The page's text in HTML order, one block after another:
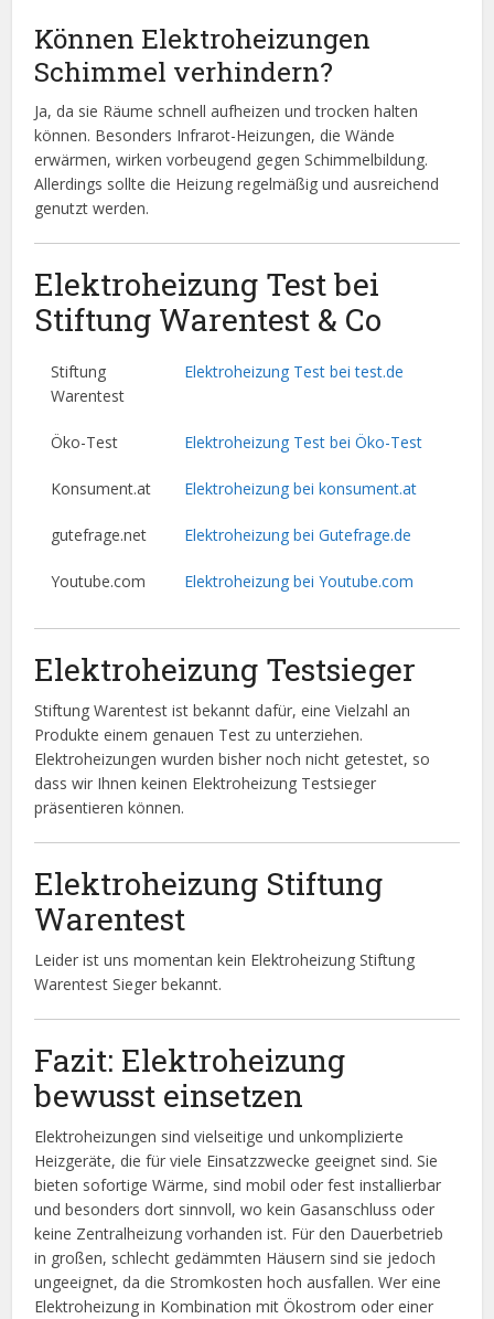
Können Elektroheizungen
Schimmel verhindern?
Ja, da sie Räume schnell aufheizen und trocken halten
können. Besonders Infrarot-Heizungen, die Wände
erwärmen, wirken vorbeugend gegen Schimmelbildung.
Allerdings sollte die Heizung regelmäßig und ausreichend
genutzt werden.
Elektroheizung Test bei
Stiftung Warentest & Co
Stiftung
Warentest
Elektroheizung Test bei test.de
Öko-Test Elektroheizung Test bei Öko-Test
Konsument.at Elektroheizung bei konsument.at
gutefrage.net Elektroheizung bei Gutefrage.de
Youtube.com Elektroheizung bei Youtube.com
Elektroheizung Testsieger
Stiftung Warentest ist bekannt dafür, eine Vielzahl an
Produkte einem genauen Test zu unterziehen.
Elektroheizungen wurden bisher noch nicht getestet, so
dass wir Ihnen keinen Elektroheizung Testsieger
präsentieren können.
Elektroheizung Stiftung
Warentest
Leider ist uns momentan kein Elektroheizung Stiftung
Warentest Sieger bekannt.
Fazit: Elektroheizung
bewusst einsetzen
Elektroheizungen sind vielseitige und unkomplizierte
Heizgeräte, die für viele Einsatzzwecke geeignet sind. Sie
bieten sofortige Wärme, sind mobil oder fest installierbar
und besonders dort sinnvoll, wo kein Gasanschluss oder
keine Zentralheizung vorhanden ist. Für den Dauerbetrieb
in großen, schlecht gedämmten Häusern sind sie jedoch
ungeeignet, da die Stromkosten hoch ausfallen. Wer eine
Elektroheizung in Kombination mit Ökostrom oder einer